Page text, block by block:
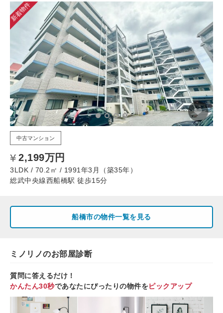
新着物件
中古マンション
2,199万円
3LDK / 70.2㎡ / 1991年3月（築35年）
総武中央線西船橋駅 徒歩15分
船橋市の物件一覧を見る
ミノリノのお部屋診断
質問に答えるだけ！
かんたん30秒であなたにぴったりの物件をピックアップ